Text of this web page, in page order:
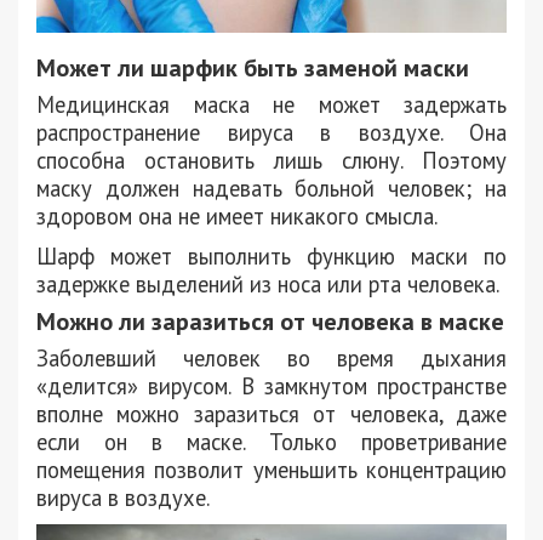
Может ли шарфик быть заменой маски
Медицинская маска не может задержать
распространение вируса в воздухе. Она
способна остановить лишь слюну. Поэтому
маску должен надевать больной человек; на
здоровом она не имеет никакого смысла.
Шарф может выполнить функцию маски по
задержке выделений из носа или рта человека.
Можно ли заразиться от человека в маске
Заболевший человек во время дыхания
«делится» вирусом. В замкнутом пространстве
вполне можно заразиться от человека, даже
если он в маске. Только проветривание
помещения позволит уменьшить концентрацию
вируса в воздухе.